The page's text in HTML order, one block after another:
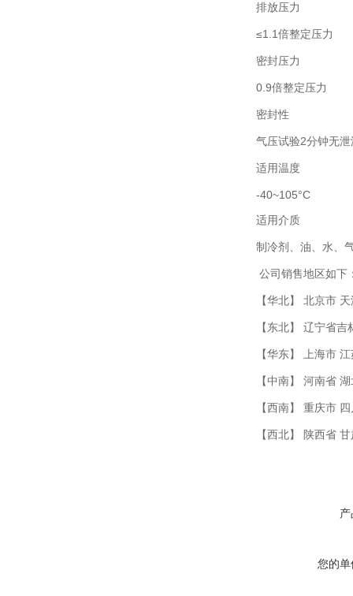
排放压力
≤1.1倍整定压力
密封压力
0.9倍整定压力
密封性
气压试验2分钟无
适用温度
-40~105°C
适用介质
制冷剂、油、水、
公司销售地区如下
【华北】 北京市
【东北】 辽宁省
【华东】 上海市
【中南】 河南省
【西南】 重庆市
【西北】 陕西省
您的单